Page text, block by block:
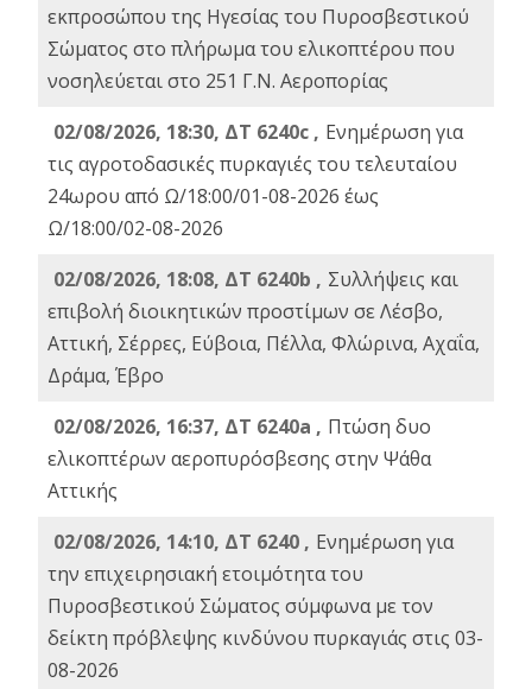
εκπροσώπου της Ηγεσίας του Πυροσβεστικού
Σώματος στο πλήρωμα του ελικοπτέρου που
νοσηλεύεται στο 251 Γ.Ν. Αεροπορίας
02/08/2026, 18:30, ΔΤ 6240c , Ενημέρωση για
τις αγροτοδασικές πυρκαγιές του τελευταίου
24ωρου από Ω/18:00/01-08-2026 έως
Ω/18:00/02-08-2026
02/08/2026, 18:08, ΔΤ 6240b , Συλλήψεις και
επιβολή διοικητικών προστίμων σε Λέσβο,
Αττική, Σέρρες, Εύβοια, Πέλλα, Φλώρινα, Αχαΐα,
Δράμα, Έβρο
02/08/2026, 16:37, ΔΤ 6240a , Πτώση δυο
ελικοπτέρων αεροπυρόσβεσης στην Ψάθα
Αττικής
02/08/2026, 14:10, ΔΤ 6240 , Ενημέρωση για
την επιχειρησιακή ετοιμότητα του
Πυροσβεστικού Σώματος σύμφωνα με τον
δείκτη πρόβλεψης κινδύνου πυρκαγιάς στις 03-
08-2026